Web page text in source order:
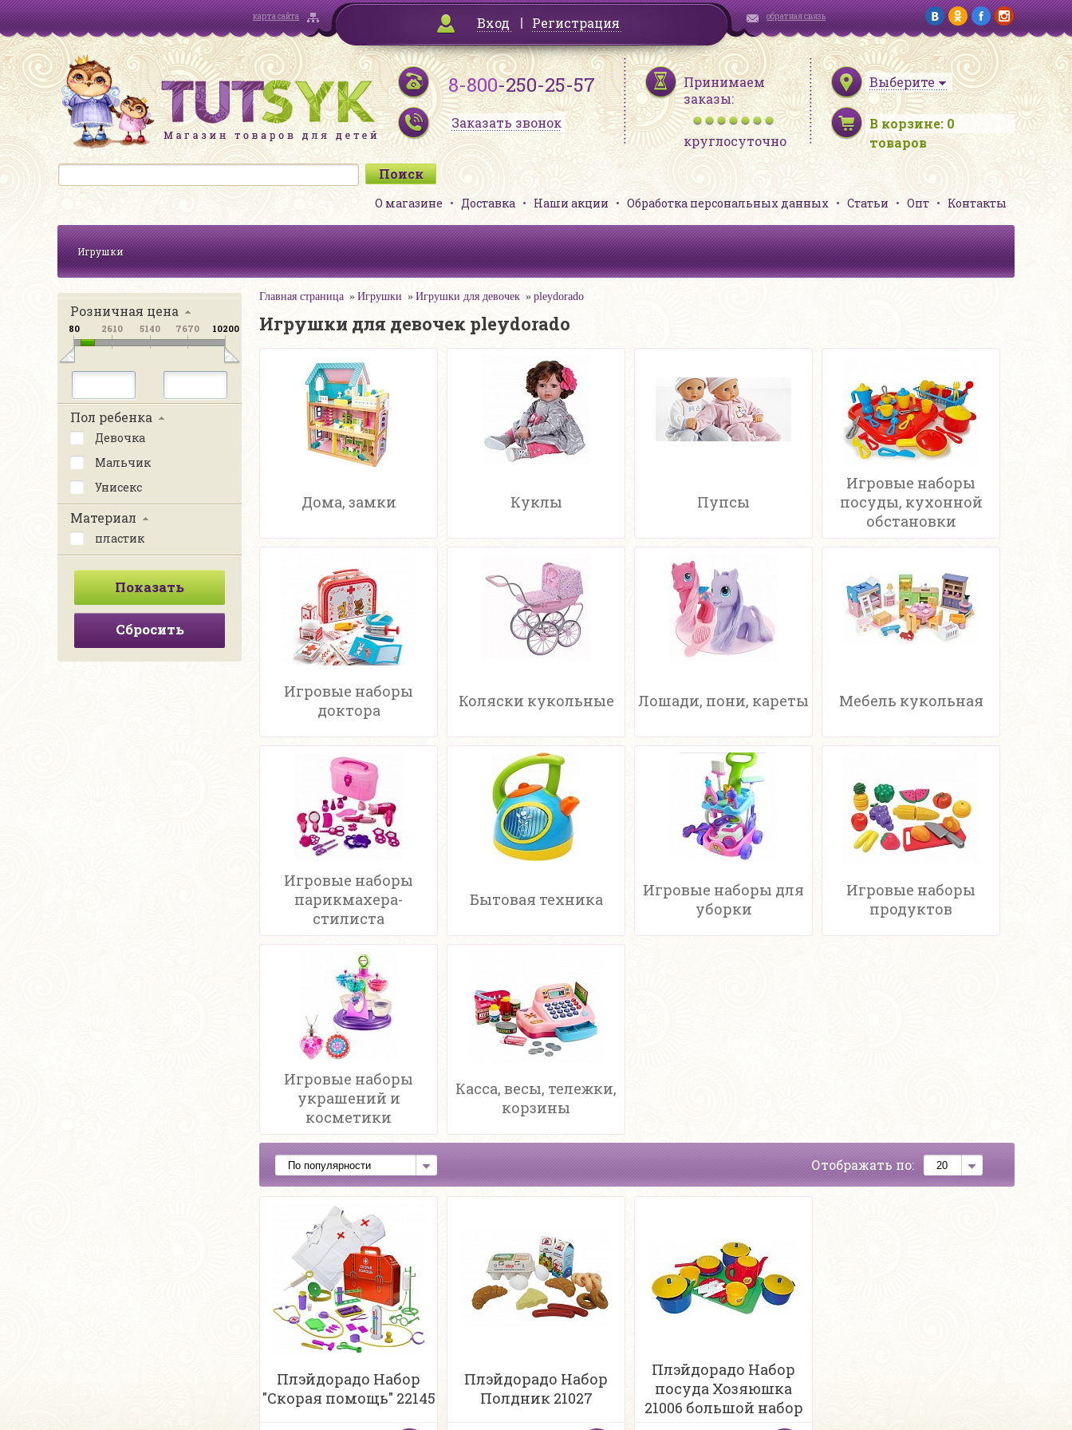
карта сайта Вход Регистрация обратная связь
8-800-250-25-57
Заказать звонок
Принимаем
заказы:
круглосуточно
Выберите
В корзине: 0
товаров
О магазине Доставка Наши акции Обработка персональных данных Статьи Опт Контакты
Игрушки
Розничная цена
80 2610 5140 7670 10200
Пол ребенка
Девочка
Мальчик
Унисекс
Материал
пластик
Сбросить
Главная страница Игрушки Игрушки для девочек pleydorado
Игрушки для девочек pleydorado
Дома, замки Куклы Пупсы
Игровые наборы
посуды, кухонной
обстановки
Игровые наборы
доктора
Коляски кукольные Лошади, пони, кареты Мебель кукольная
Игровые наборы
парикмахера-
стилиста
Бытовая техника
Игровые наборы для
уборки
Игровые наборы
продуктов
Игровые наборы
украшений и
косметики
Касса, весы, тележки,
корзины
Отображать по:
Плэйдорадо Набор
"Скорая помощь" 22145
Плэйдорадо Набор
Полдник 21027
Плэйдорадо Набор
посуда Хозяюшка
21006 большой набор